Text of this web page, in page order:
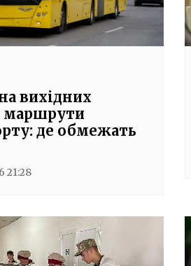
вихідних
маршрути
де обмежать
21:28